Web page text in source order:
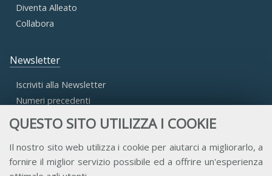
QUESTO SITO UTILIZZA I COOKIE
Il nostro sito web utilizza i cookie per aiutarci a migliorarlo, a
fornire il miglior servizio possibile ed a offrire un'esperienza
Diventa Alleato
Collabora
Newsletter
Iscriviti alla Newsletter
Numeri precedenti
Accesso Aderenti